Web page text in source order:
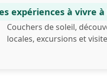
expériences à vivre à
Couchers de soleil,
locales, excursions et